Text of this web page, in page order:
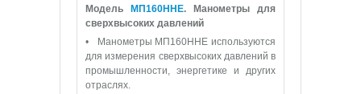
Модель МП160ННЕ. Манометры для
сверхвысоких давлений
• Манометры МП160ННЕ используются
для измерения сверхвысоких давлений в
промышленности, энергетике и других
отраслях.